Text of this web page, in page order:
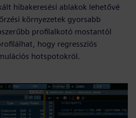
hibakeresési ablakok lehetővé
környezetek gyorsabb
profilalkotó mostantól
hogy regressziós
hotspotokról.